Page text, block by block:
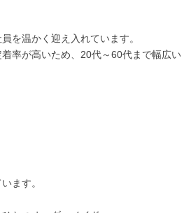
を温かく迎え入れています。
率が高いため、20代～60代まで幅広い
ます。